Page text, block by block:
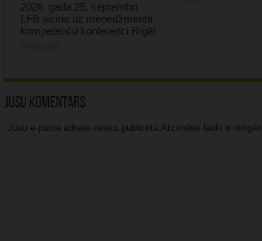
2026. gada 25. septembrī
LFB aicina uz menedžmenta
kompetenču konferenci Rīgā!
Jūsu komentārs
Jūsu e-pasta adrese netiks publicēta.Atzīmētie lauki ir obligāti